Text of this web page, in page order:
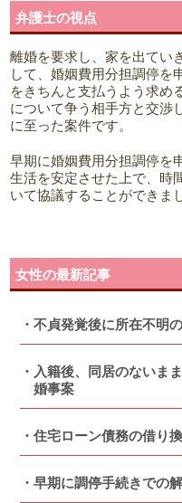
弁護士の視点
離婚を要求し、家を出てい
して、婚姻費用分担調停を
をきちんと支払うよう求め
について争う相手方と交渉
に至った案件です。
早期に婚姻費用分担調停を
生活を安定させた上で、時
いて協議することができま
女性の最新記事
不貞発覚後に所在不明
入籍後、同居のないま
婚事案
住宅ローン債務の借り
早期に調停手続きでの